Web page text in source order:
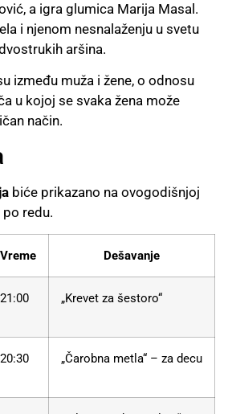
a igra glumica Marija Masal.
i njenom nesnalaženju u svetu
aršina.
između muža i žene, o odnosu
u kojoj se svaka žena može
način.
biće prikazano na ovogodišnjoj
redu.
Vreme Dešavanje
21:00 „Krevet za šestoro“
20:30 „Čarobna metla“ – za decu